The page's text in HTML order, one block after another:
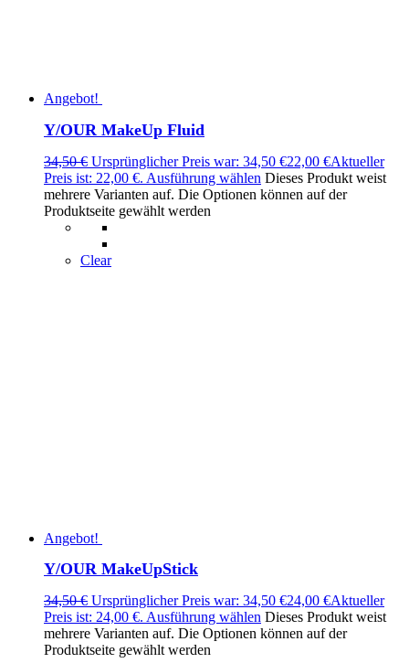
Angebot!
Y/OUR MakeUp Fluid
34,50€ Ursprünglicher Preis war: 34,50 €22,00 €Aktueller
Preis ist: 22,00 €. Ausführung wählen Dieses Produkt weist
mehrere Varianten auf. Die Optionen können auf der
Produktseite gewählt werden
Clear
Angebot!
Y/OUR MakeUpStick
34,50€ Ursprünglicher Preis war: 34,50 €24,00 €Aktueller
Preis ist: 24,00 €. Ausführung wählen Dieses Produkt weist
mehrere Varianten auf. Die Optionen können auf der
Produktseite gewählt werden